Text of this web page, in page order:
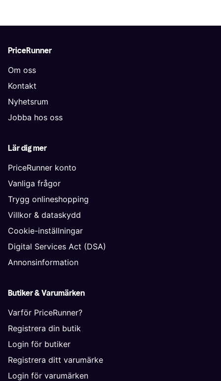
PriceRunner
Om oss
Kontakt
Nyhetsrum
Jobba hos oss
Lär dig mer
PriceRunner konto
Vanliga frågor
Trygg onlineshopping
Villkor & dataskydd
Cookie-inställningar
Digital Services Act (DSA)
Annonsinformation
Butiker & Varumärken
Varför PriceRunner?
Registrera din butik
Login för butiker
Registrera ditt varumärke
Login för varumärken